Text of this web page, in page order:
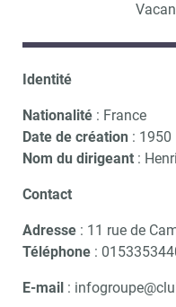
Identité
Nationalité : France
Date de création : 1950
Nom du dirigeant :
Contact
Adresse : 11 rue de
Téléphone :
E-mail :